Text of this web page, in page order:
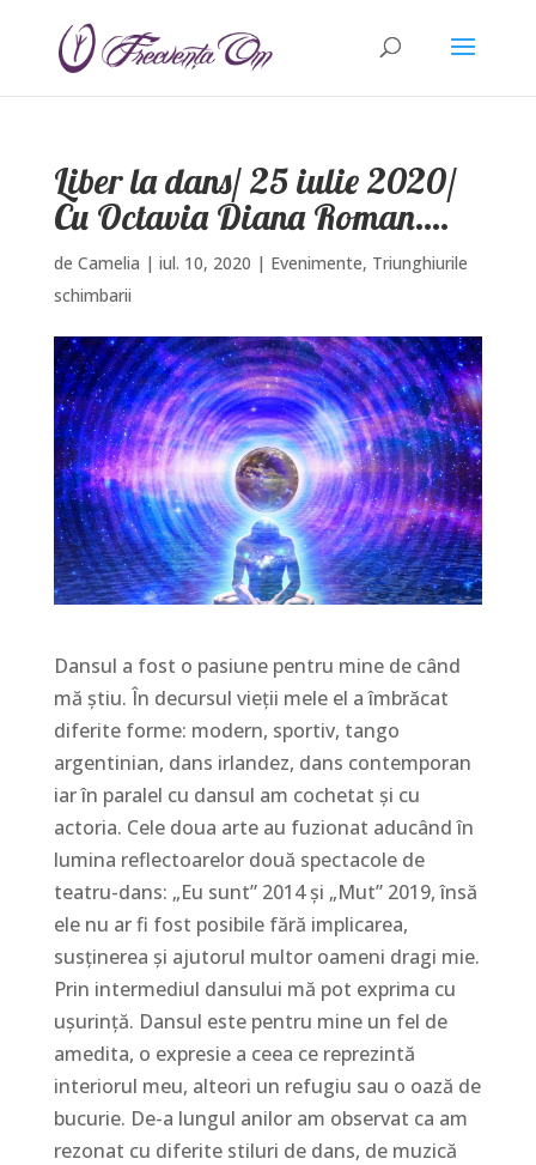
Liber la dans/ 25 iulie 2020/
Cu Octavia Diana Roman….
de Camelia | iul. 10, 2020 | Evenimente, Triunghiurile
schimbarii
Dansul a fost o pasiune pentru mine de când
mă știu. În decursul vieții mele el a îmbrăcat
diferite forme: modern, sportiv, tango
argentinian, dans irlandez, dans contemporan
iar în paralel cu dansul am cochetat și cu
actoria. Cele doua arte au fuzionat aducând în
lumina reflectoarelor două spectacole de
teatru-dans: „Eu sunt” 2014 și „Mut” 2019, însă
ele nu ar fi fost posibile fără implicarea,
susținerea și ajutorul multor oameni dragi mie.
Prin intermediul dansului mă pot exprima cu
ușurință. Dansul este pentru mine un fel de
amedita, o expresie a ceea ce reprezintă
interiorul meu, alteori un refugiu sau o oază de
bucurie. De-a lungul anilor am observat ca am
rezonat cu diferite stiluri de dans, de muzică